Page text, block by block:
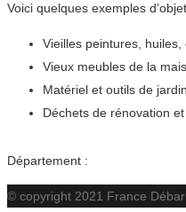
Voici quelques exemples
Vieilles peintures, huiles,
Vieux meubles de la
Matériel et outils de
Déchets de rénovation
Département :
© copyright 2021 France